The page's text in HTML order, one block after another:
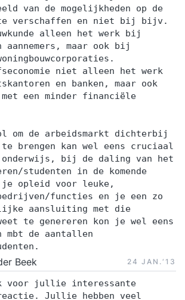
van de mogelijkheden op de
te verschaffen en niet bij bijv.
alleen het werk bij
maar ook bij
niet alleen het werk
en banken, maar ook
een minder financiële
om de arbeidsmarkt dichterbij
brengen kan wel eens cruciaal
bij de daling van het
studenten in de komende
je opleid voor leuke,
functies en je een zo
aansluiting met die
te genereren kon je wel eens
mbt de aantallen
Beek 24 JAN.‘13
voor jullie interessante
Jullie hebben veel